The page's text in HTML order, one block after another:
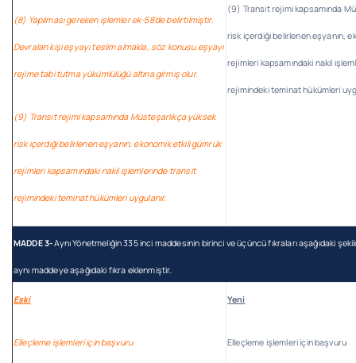
(8) Yapılması gereken işlemler ek-58’de belirtilmiştir.
Devralan kişi eşyayı teslim almakla, söz konusu eşyayı
rejime tabi tutma yükümlülüğü altına girmiş olur.
(9) Transit rejimi kapsamında Müsteşarlıkça yüksek
risk içerdiği belirlenen eşyanın, ekonomik etkili gümrük
rejimleri kapsamındaki nakil işlemlerinde transit
rejimindeki teminat hükümleri uygulanır.
(9) Transit rejimi kapsamında
risk içerdiği belirlenen eşyanın,
rejimleri kapsamındaki nakil
rejimindeki teminat hükümleri
MADDE 3-Aynı Yönetmeliğin 335 inci maddesinin birinci ve üçüncü fıkraları aşağıdaki
aynı maddeye aşağıdaki fıkra eklenmiştir.
Eski
Elleçleme işlemleri için başvuru
Yeni
Elleçleme işlemleri için başvuru